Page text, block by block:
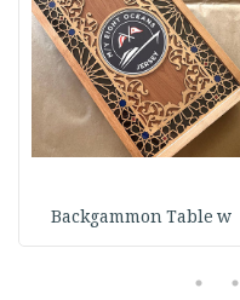
Backgammon Table w
4
5